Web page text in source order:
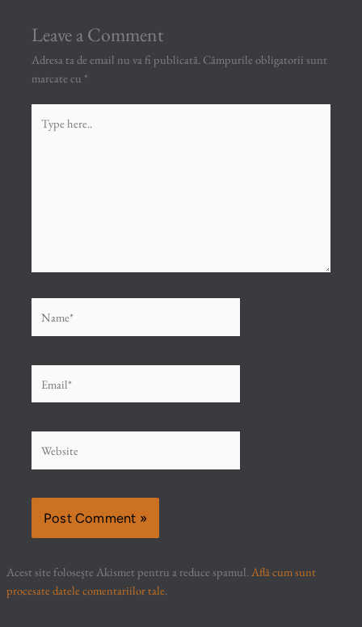
Leave a Comment
Adresa ta de email nu va fi publicată. Câmpurile obligatorii sunt
marcate cu *
here..
Acest site folosește Akismet pentru a reduce spamul. Află cum sunt
procesate datele comentariilor tale.